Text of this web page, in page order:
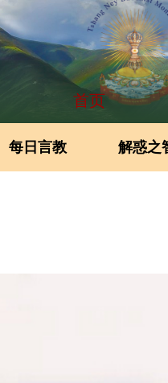
首页
每日言教 解惑之